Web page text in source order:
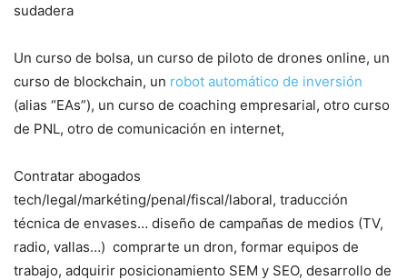
sudadera
Un curso de bolsa, un curso de piloto de drones online, un
curso de blockchain, un robot automático de inversión
(alias “EAs”), un curso de coaching empresarial, otro curso
de PNL, otro de comunicación en internet,
Contratar abogados
tech/legal/markéting/penal/fiscal/laboral, traducción
técnica de envases… diseño de campañas de medios (TV,
radio, vallas…) comprarte un dron, formar equipos de
trabajo, adquirir posicionamiento SEM y SEO, desarrollo de